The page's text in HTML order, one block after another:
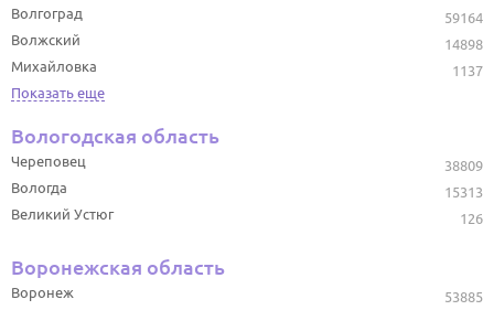
59164
Волгоград
14898
Волжский
1137
Михайловка
Показать еще
Вологодская область
38809
Череповец
15313
Вологда
126
Великий Устюг
Воронежская область
53885
Воронеж